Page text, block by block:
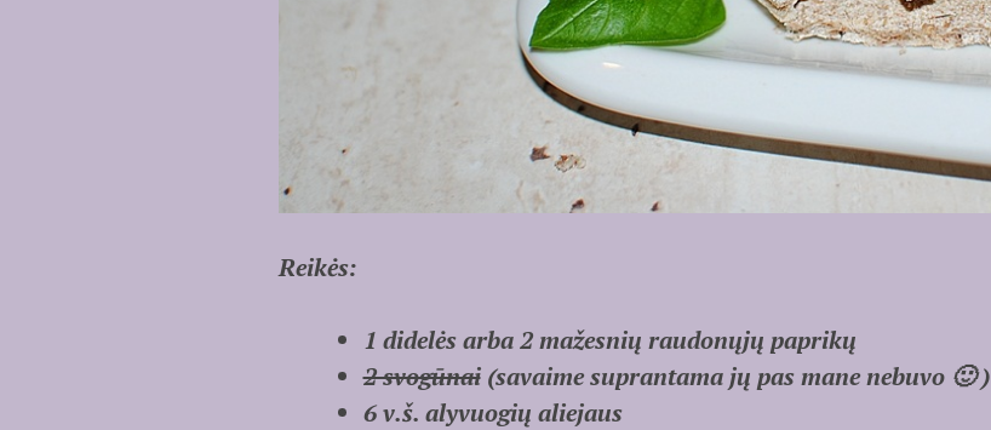
Reikės:
1 didelės arba 2 mažesnių raudonųjų paprikų
2 svogūnai(savaime suprantama jų pas mane nebuvo 🙂 )
6 v.š. alyvuogių aliejaus